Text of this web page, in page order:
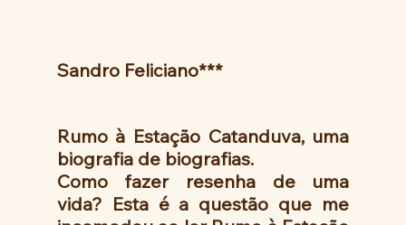
Sandro Feliciano***
Rumo à Estação Catanduva, uma
biografia de biografias.
Como fazer resenha de uma
vida? Esta é a questão que me